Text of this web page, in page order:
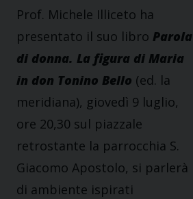
Prof. Michele Illiceto ha
presentato il suo libro Parola
di donna. La figura di Maria
in don Tonino Bello (ed. la
meridiana), giovedì 9 luglio,
ore 20,30 sul piazzale
retrostante la parrocchia S.
Giacomo Apostolo, si parlerà
di ambiente ispirati